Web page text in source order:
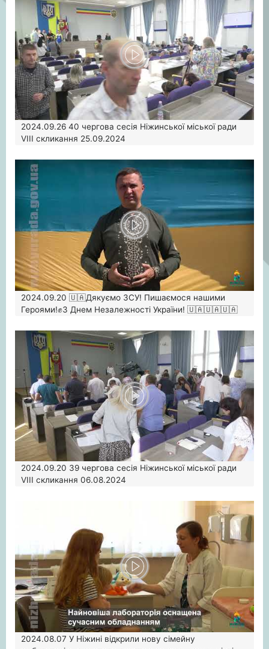
2024.09.26 40 чергова сесія Ніжинської міської ради
VIII скликання 25.09.2024
2024.09.20 🇺🇦Дякуємо ЗСУ! Пишаємося нашими
Героями!✊З Днем Незалежності України! 🇺🇦🇺🇦🇺🇦
2024.09.20 39 чергова сесія Ніжинської міської ради
VIII скликання 06.08.2024
2024.08.07 У Ніжині відкрили нову сімейну